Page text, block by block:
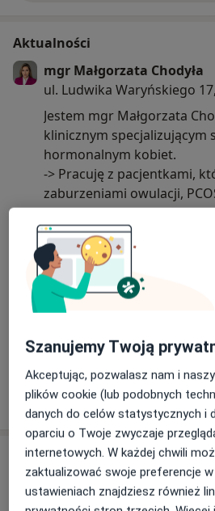
Aktualności
mgr Małgorzata Chodyła
ul. Ludwika Waryńskiego
Jestem mgr Małgorzata
klinicznym specjalizującym
hormonalnym kobiet.
-> Pracuję z pacjentkami,
zaburzeniami owulacji,
problemami z zajściem w
zmęczeniem i
-> Pomagam kobietom
hormonalną poprzez
oparte na badaniach,
praktycznych zaleceniach
dzięki czemu wspieram nie
emocje — bo hormony
nie tylko na talerz.
W czym mogę pomóc?
+ PCOS, insulinooporność,
+ zaburzenia owulacji i
+ problemy z cyklem, PMS,
miesiączki
+ chroniczne zmęczenie,
Dowiedz się więcej
02/01/2026
Usługi i ceny
Konsultacja dietetyczna
Szanujemy Twoją
Akceptując, pozwalasz nam i
plików cookie (lub podobnych
danych do celów statystycznych i
oparciu o Twoje zwyczaje
internetowych. W każdej chwili
zaktualizować swoje preferencje
ustawieniach znajdziesz również